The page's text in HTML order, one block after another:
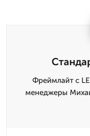
Фреймлайт с
менеджеры